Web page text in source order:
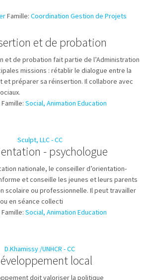
Famille: Coordination Gestion de Projets
et de probation
et de probation fait partie de l’Administration
missions : rétablir le dialogue entre la
et préparer sa réinsertion. Il collabore avec
Famille: Social, Animation Education
- psychologue
nationale, le conseiller d’orientation-
et conseille les jeunes et leurs parents
scolaire ou professionnelle. Il peut travailler
en séance collecti
Famille: Social, Animation Education
local
doit valoriser la politique